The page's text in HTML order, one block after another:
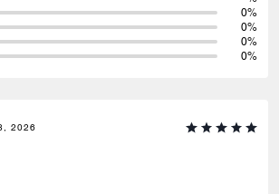
0%
0%
0%
0%
2026